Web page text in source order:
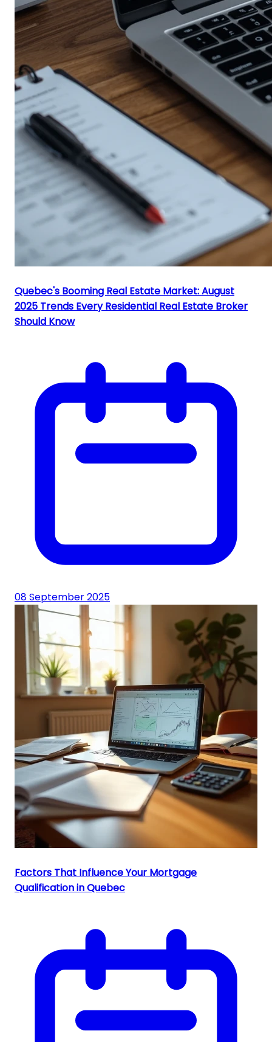
Quebec's Booming Real Estate Market: August
2025 Trends Every Residential Real Estate Broker
Should Know
08 September 2025
Factors That Influence Your Mortgage
Qualification in Quebec